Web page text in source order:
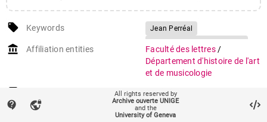
portraits. L'artiste devint ainsi une sorte de photographe officiel des
costumes, des personnages du temps, auteur de petits portraits
intimes et familiers à admirer dans le secret des alcoves ou
protégés dans les feuilles cachées des livres, à travers lesquelles
se trouvent inscrites les prémisses du genre. Descendu en Italie,
militaires Perréal eut beaucoup d'amis et d'admirateurs parmi
lesquels Léonard de Vinci qui le cite dans son très célèbre fragment
Codex Atlanticus en 1499, dont le point de référence pour la
local_offer Keywords
Jean Perréal
Leonardo da Vinci
Codice atlantico
Pierre Sala
account_balance Affiliation entities Faculté des lettres /
Département d'histoire de l'art
et de musicologie
Unité d'histoire de l'art
auto_stories Citation (ISO format) NIEDDU, Luisa.
contact_support vpn_lock
All rights reserved by
Archive ouverte UNIGE
and the
University of Geneva